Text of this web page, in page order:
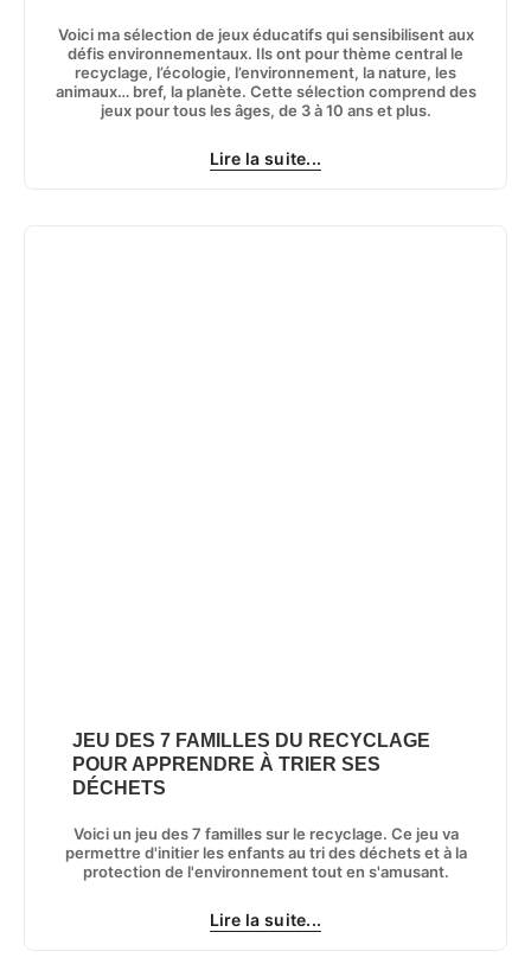
Voici ma sélection de jeux éducatifs qui sensibilisent aux
défis environnementaux. Ils ont pour thème central le
recyclage, l’écologie, l’environnement, la nature, les
animaux… bref, la planète. Cette sélection comprend des
jeux pour tous les âges, de 3 à 10 ans et plus.
Lire la suite...
JEU DES 7 FAMILLES DU RECYCLAGE
POUR APPRENDRE À TRIER SES
DÉCHETS
Voici un jeu des 7 familles sur le recyclage. Ce jeu va
permettre d'initier les enfants au tri des déchets et à la
protection de l'environnement tout en s'amusant.
Lire la suite...